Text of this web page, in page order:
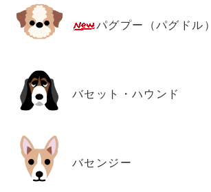
パグプー（パグドル）
バセット・ハウンド
バセンジー